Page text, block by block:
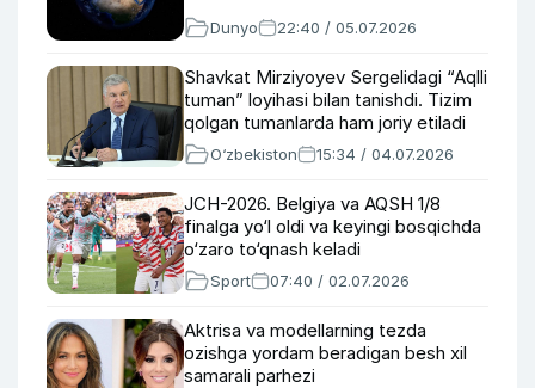
Dunyo 22:40 / 05.07.2026
Shavkat Mirziyoyev Sergelidagi “Aqlli
tuman” loyihasi bilan tanishdi. Tizim
qolgan tumanlarda ham joriy etiladi
O‘zbekiston 15:34 / 04.07.2026
JCH-2026. Belgiya va AQSH 1/8
finalga yo‘l oldi va keyingi bosqichda
o‘zaro to‘qnash keladi
Sport 07:40 / 02.07.2026
Aktrisa va modellarning tezda
ozishga yordam beradigan besh xil
samarali parhezi